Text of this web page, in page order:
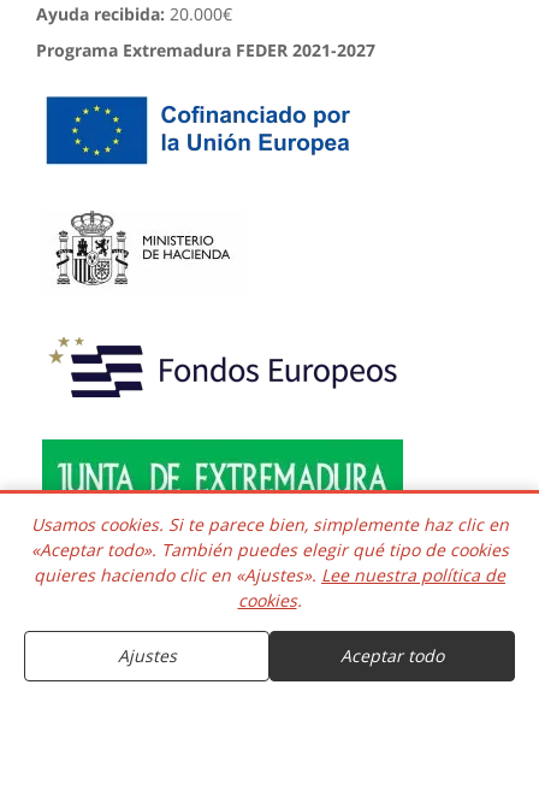
COMPRAR
10.68€11.75€ Entrega estimada el 10 de Agosto
Ayuda recibida: 20.000€
Programa Extremadura FEDER 2021-2027
Copyright © 2016 - 2026 Todos los derechos reservados.
Desarrollado e integrado
Kaframa Technology SL CIF B06758361. Poligono el Nevero
complejo Inmuba Albatros, Manzana 6 Nave 9, 06006,
Badajoz. ESPAÑA.
Usamos cookies. Si te parece bien, simplemente haz clic en
«Aceptar todo». También puedes elegir qué tipo de cookies
quieres haciendo clic en «Ajustes». Lee nuestra política de
cookies.
Ajustes Aceptar todo